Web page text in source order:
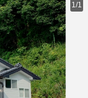
1/1